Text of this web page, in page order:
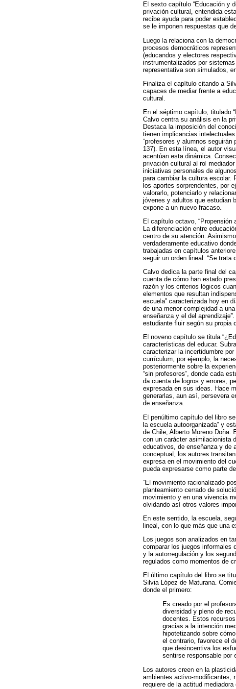
El sexto capítulo “Educación y
privación cultural, entendida
recibe ayuda para poder
se le imponen respuestas que
Luego la relaciona con la
procesos democráticos
(educandos y electores
instrumentalizados por
representativa son simulados,
Finaliza el capítulo citando a
capaces de mediar frente a
cultural.
En el séptimo capítulo, titulado
Calvo centra su análisis en la
Destaca la imposición del
tienen implicancias
“profesores y alumnos seguirán
137). En esta línea, el autor
acentúan esta dinámica.
privación cultural al rol
iniciativas personales de
para cambiar la cultura escolar.
los aportes sorprendentes, por
valorarlo, potenciarlo y
jóvenes y adultos que estudian
expone a un nuevo fracaso.
El capítulo octavo, “Propensión
La diferenciación entre
centro de su atención.
verdaderamente educativo
trabajadas en capítulos
seguir un orden lineal: “Se trata
Calvo dedica la parte final del
cuenta de cómo han estado
razón y los criterios lógicos
elementos que resultan
escuela” caracterizada hoy en
de una menor complejidad a
enseñanza y el del
estudiante fluir según su propia
El noveno capítulo se titula
características del educar.
caracterizar la incertidumbre
currículum, por ejemplo, la
posteriormente sobre la
“sin profesores”, donde cada
da cuenta de logros y errores,
expresada en sus ideas. Hace
generarlas, aun así, persevera
de enseñanza.
El penúltimo capítulo del libro
la escuela autoorganizada” y
de Chile, Alberto Moreno Doña.
con un carácter asimilacionista
educativos, de enseñanza y de
conceptual, los autores
expresa en el movimiento del
pueda expresarse como parte
“El movimiento racionalizado
planteamiento cerrado de
movimiento y en una vivencia
olvidando así otros valores
En este sentido, la escuela,
lineal, con lo que más que una
Los juegos son analizados en
comparar los juegos informales
y la autorregulación y los
regulados como momentos de
El último capítulo del libro se
Silvia López de Maturana.
donde el primero:
Es creado por el
diversidad y pleno de
docentes. Estos
gracias a la intención
hipotetizando sobre
el contrario, favorece el
que desincentiva los
sentirse responsable por
Los autores creen en la
ambientes activo-modificantes,
requiere de la actitud